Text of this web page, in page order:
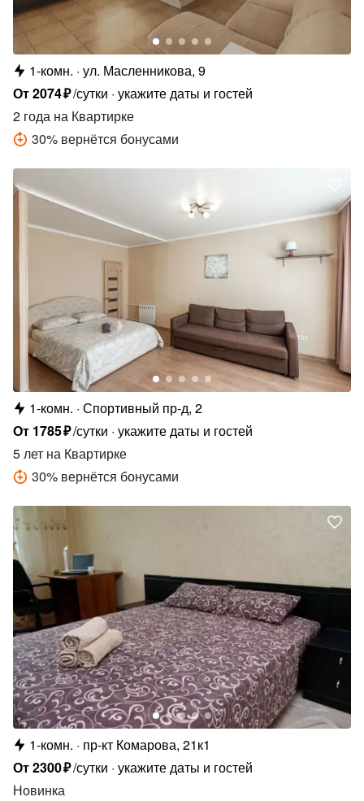
1-комн. ул. Масленникова, 9
От2074₽/сутки укажите даты и гостей
2 года на Квартирке
30% вернётся бонусами
1-комн. Спортивный пр-д, 2
От 1785₽/сутки укажите даты и гостей
5 лет на Квартирке
30% вернётся бонусами
1-комн.
пр-кт Комарова, 21к1
От2300₽/сутки укажите даты и гостей
Новинка